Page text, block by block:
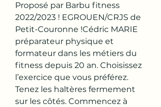
Proposé par Barbu fitness
2022/2023 ! EGROUEN/CRJS de
Petit-Couronne !Cédric MARIE
préparateur physique et
formateur dans les métiers du
fitness depuis 20 an. Choisissez
l’exercice que vous préférez.
Tenez les haltères fermement
sur les côtés. Commencez à